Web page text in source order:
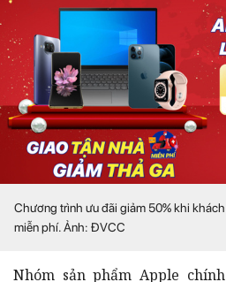
Chương trình ưu đãi giảm 50% khi
miễn phí. Ảnh: ĐVCC
Nhóm sản phẩm Apple